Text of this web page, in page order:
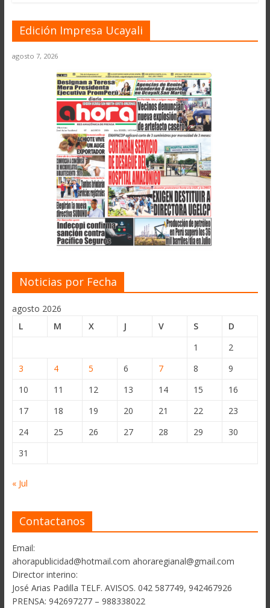
Edición Impresa Ucayali
agosto 7, 2026
Noticias por Fecha
agosto 2026
L
M X J V S
D
1
2
3
4 5 6 7 8
9
10
11 12 13 14 15
16
17
18 19 20 21 22
23
24
25 26 27 28 29
30
31
« Jul
Contactanos
Email:
ahorapublicidad@hotmail.com ahoraregianal@gmail.com
Director interino:
José Arias Padilla TELF. AVISOS. 042 587749, 942467926
PRENSA: 942697277 – 988338022